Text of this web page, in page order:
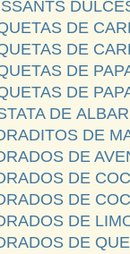
DE
DE
DE
DE
DE
DE
DE
DE
DE
DE
DE